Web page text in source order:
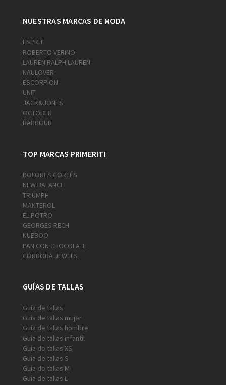
NUESTRAS MARCAS DE MODA
ESPRIT
ROBERTO VERINO
LAUREN RALPH LAUREN
NAULOVER
ESCORPION
UNIT
JACK&JONES
OCTOBER
BARBOUR
TOP MARCAS PRIMERITI
DOLORES CORTÉS
NEW BALANCE
TRIUMPH
MANTEROL
EL POTRO
GEORGES RECH
NUEBOO
PAN CON CHOCOLATE
CÓRDOBA JEWELS
GUÍAS DE TALLAS
Guía de tallas
Guía de tallas mujer
Guía de tallas hombre
Guía de tallas infantil
Guía de tallas XS
Guía de tallas S
Guía de tallas M
Guía de tallas L